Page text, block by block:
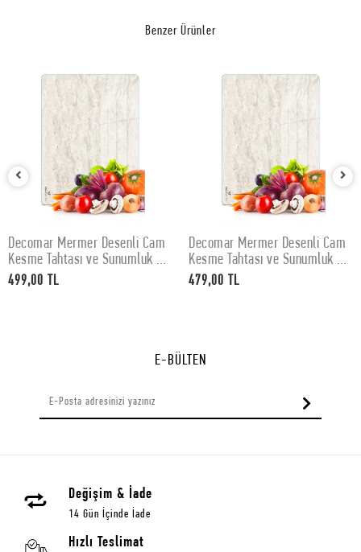
Benzer Ürünler
SEPETE EKLE
Decomar Mermer Desenli Cam
Kesme Tahtası ve Sunumluk 30
x 40 cm
499,00 TL
SEPETE EKLE
Decomar Mermer Desenli Cam
Kesme Tahtası ve Sunumluk 25
x 35 cm
479,00 TL
E-BÜLTEN
Değişim & İade
14 Gün İçinde İade
Hızlı Teslimat